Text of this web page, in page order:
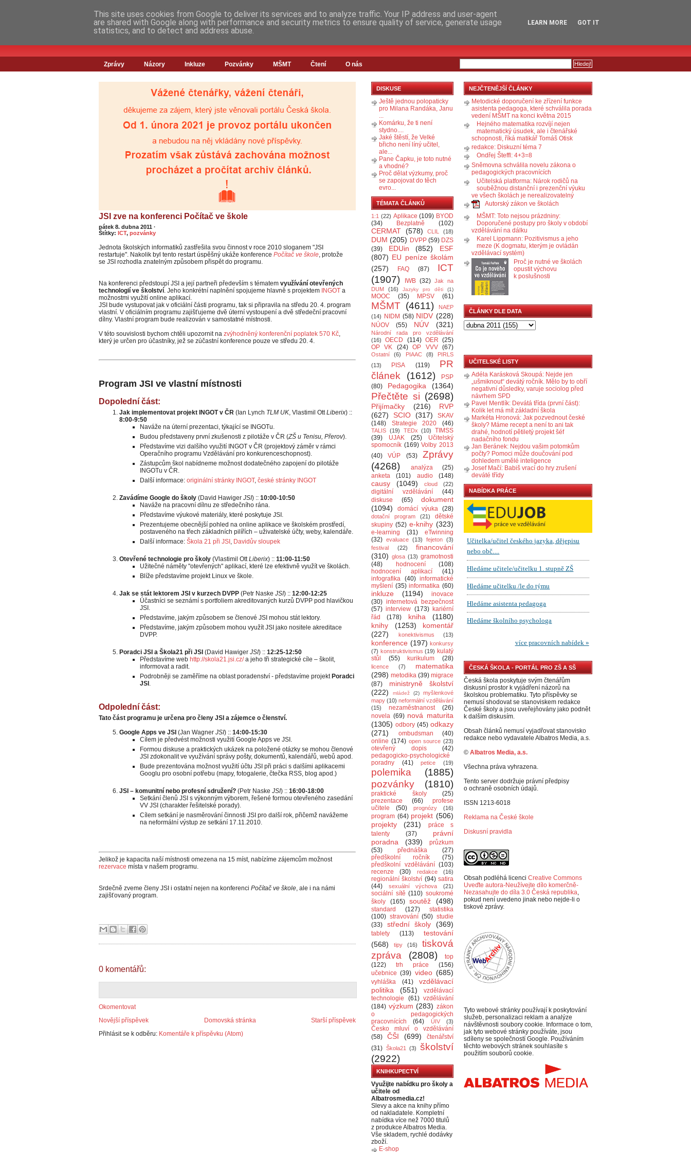
Zprávy Názory Inkluze Pozvánky MŠMT Čtení O nás
JSI zve na konferenci Počítač ve škole
pátek 8. dubna 2011 ·
Štítky: ICT, pozvánky
Jednota školských informatiků zastřešila svou činnost v roce 2010 sloganem "JSI
restartuje". Nakolik byl tento restart úspěšný ukáže konference Počítač ve škole, protože
se JSI rozhodla znatelným způsobem přispět do programu.
Na konferenci předstoupí JSI a její partneři především s tématem využívání otevřených
technologií ve školství. Jeho konkrétní naplnění spojujeme hlavně s projektem INGOT a
možnostmi využití online aplikací.
JSI bude vystupovat jak v oficiální části programu, tak si připravila na středu 20. 4. program
vlastní. V oficiálním programu zajišťujeme dvě úterní vystoupení a dvě středeční pracovní
dílny. Vlastní program bude realizován v samostatné místnosti.
V této souvislosti bychom chtěli upozornit na zvýhodněný konferenční poplatek 570 Kč,
který je určen pro účastníky, jež se zúčastní konference pouze ve středu 20. 4.
Program JSI ve vlastní místnosti
Dopolední část:
Jak implementovat projekt INGOT v ČR (Ian Lynch TLM UK, Vlastimil OttLiberix) ::
8:00-9:50
Naváže na úterní prezentaci, týkající se INGOTu.
Budou představeny první zkušenosti z pilotáže v ČR (ZŠ u Tenisu, Přerov).
Představíme vizi dalšího využití INGOT v ČR (projektový záměr v rámci
Operačního programu Vzdělávání pro konkurenceschopnost).
Zástupcům škol nabídneme možnost dodatečného zapojení do pilotáže
INGOTu v ČR.
Další informace: originální stránky INGOT, české stránky INGOT
Zavádíme Google do školy (David Hawiger JSI) :: 10:00-10:50
Naváže na pracovní dílnu ze středečního rána.
Představíme výukové materiály, které poskytuje JSI.
Prezentujeme obecnější pohled na online aplikace ve školském prostředí,
postaveného na třech základních pilířích – uživatelské účty, weby, kalendáře.
Další informace: Škola 21 při JSI, Davidův sloupek
Otevřené technologie pro školy (Vlastimil OttLiberix) :: 11:00-11:50
Užitečné náměty "otevřených" aplikací, které lze efektivně využít ve školách.
Blíže představíme projekt Linux ve škole.
Jak se stát lektorem JSI v kurzech DVPP (Petr Naske JSI) :: 12:00-12:25
Účastníci se seznámí s portfoliem akreditovaných kurzů DVPP pod hlavičkou
JSI.
Představíme, jakým způsobem se členové JSI mohou stát lektory.
Představíme, jakým způsobem mohou využít JSI jako nositele akreditace
DVPP.
Poradci JSI a Škola21 při JSI (David Hawiger JSI) :: 12:25-12:50
Představíme web http://skola21.jsi.cz/a jeho tři strategické cíle – školit,
informovat a radit.
Podrobněji se zaměříme na oblast poradenství - představíme projektPoradci
JSI.
Odpolední část:
Tato část programu je určena pro členy JSI a zájemce o členství.
Google Apps ve JSI (Jan Wagner JSI) :: 14:00-15:30
Cílem je předvést možnosti využití Google Apps ve JSI.
Formou diskuse a praktických ukázek na položené otázky se mohou členové
JSI zdokonalit ve využívání správy pošty, dokumentů, kalendářů, webů apod.
Bude prezentována možnost využití účtu JSI při práci s dalšími aplikacemi
Googlu pro osobní potřebu (mapy, fotogalerie, čtečka RSS, blog apod.)
JSI – komunitní nebo profesní sdružení? (Petr Naske JSI) :: 16:00-18:00
Setkání členů JSI s výkonným výborem, řešené formou otevřeného zasedání
VV JSI (charakter řešitelské porady).
Cílem setkání je nasměrování činnosti JSI pro další rok, přičemž navážeme
na neformální výstup ze setkání 17.11.2010.
Jelikož je kapacita naší místnosti omezena na 15 míst, nabízíme zájemcům možnost
rezervace místa v našem programu.
Srdečně zveme členy JSI i ostatní nejen na konferenci Počítač ve škole, ale i na námi
zajišťovaný program.
0 komentářů:
Okomentovat
Novější příspěvek
Starší příspěvek
Domovská stránka
Přihlásit se k odběru: Komentáře k příspěvku (Atom)
DISKUSE
Ještě jednou polopaticky
pro Milana Randáka, Janu
...
Komárku, že ti není
stydno....
Jaké štěstí, že Velké
břicho není líný učitel,
ale...
Pane Čapku, je toto nutné
a vhodné?
Proč dělat výzkumy, proč
se zapojovat do těch
evro...
TÉMATA ČLÁNKŮ
1:1 (22) Aplikace (109) BYOD
(34)
Bezplatně (102)
CERMAT (578) CLIL (18)
DUM (205) DVPP (59) DZS
(39)
EDUin (852)
ESF
(807) EU peníze školám
(257)
FAQ (87)
ICT
(1907)
IWB (32) Jak na
DUM
(16) Jazyky pro děti (1)
MOOC (35) MPSV (61)
MŠMT (4611)
NAEP
(14)
NIDM (58) NIDV (228)
NÚOV (55) NÚV (321)
Národní rada pro vzdělávání
(16)
OECD (114) OER (25)
OP VK
(24) OP VVV (67)
Ostatní (6) PIAAC (8)
PIRLS
(13)
PISA (119)
PR
článek
(1612)
PSP
(80)
Pedagogika (1364)
Přečtěte si (2698)
Přijímačky (216)
RVP
(627)
SCIO (317)
SKAV
(148)
Strategie 2020 (46)
TALIS (19) TEDx (10)
TIMSS
(39)
UJAK (25)
Učitelský
spomocník (169) Volby 2013
(40)
VÚP (53)
Zprávy
(4268)
analýza
(25)
anketa
(101) audio (148)
causy (1049) cloud (22)
digitální vzdělávání
(44)
diskuse
(65)
dokument
(1094)
domácí výuka (28)
dotační program (21)
dětské
skupiny (52) e-knihy (323)
e-learning (31)
eTwinning
(32) evaluace (13) fejeton (3)
festival
(22)
financování
(310) glosa (13) gramotnosti
(48)
hodnocení
(108)
hodnocení aplikací
(41)
infografika (40) informatické
myšlení (35) informatika (60)
inkluze (1194)
inovace
(30) internetová bezpečnost
(57) interview (173) kariérní
řád
(178) kniha
(1180)
knihy
(1253)
komentář
(227)
konektivismus (13)
konference (197) konkursy
(7) konstruktivismus (19) kulatý
stůl
(55) kurikulum (28)
licence (7)
matematika
(298) metodika (39) migrace
(87)
ministryně školství
(222)
mládež (2)
myšlenkové
mapy (10) neformální vzdělávání
(15)
nezaměstnanost
(26)
novela (69) nová maturita
(1305) odbory (45) odkazy
(271)
ombudsman
(40)
online (174) open source (23)
otevřený dopis
(42)
pedagogicko-psychologické
poradny
(41) petice (19)
polemika
(1885)
pozvánky
(1810)
praktické školy
(25)
prezentace
(66)
profese
učitele
(50) prognózy (16)
program (64) projekt (506)
projekty
(231)
práce s
talenty
(37)
právní
poradna
(339)
průzkum
(53)
přednáška
(27)
předškolní ročník
(75)
předškolní vzdělávání (103)
recenze
(30) redakce (16)
regionální školství (94) satira
(44)
sexuální výchova (21)
sociální sítě (110) soukromé
školy
(165) soutěž (498)
standard (127)
statistika
(100) stravování (50) studie
(33)
střední školy (369)
tablety (113)
testování
(568)
tipy (16)
tisková
zpráva
(2808)
top
(122)
trh práce
(156)
učebnice (39) video (685)
vyhláška (41)
vzdělávací
politika
(551)
vzdělávací
technologie
(61) vzdělávání
(184) výzkum (283) zákon
o pedagogických
pracovnících
(64) ÚIV (3)
Česko mluví o vzdělávání
(58)
ČŠI (699)
čtenářství
(31) Škola21 (3)
školství
(2922)
KNIHKUPECTVÍ
Využijte nabídku pro školy a
učitele od
Albatrosmedia.cz!
Slevy a akce na knihy přímo
od nakladatele. Kompletní
nabídka více než 7000 titulů
z produkce Albatros Media.
Vše skladem, rychlé dodávky
zboží.
E-shop
NEJČTENĚJŠÍ ČLÁNKY
Metodické doporučení ke zřízení funkce
asistenta pedagoga, které schválila porada
vedení MŠMT na konci května 2015
Hejného matematika rozvíjí nejen
matematický úsudek, ale i čtenářské
schopnosti, říká matikář Tomáš Otisk
redakce: Diskuzní téma 7
Ondřej Šteffl: 4+3=8
Sněmovna schválila novelu zákona o
pedagogických pracovnících
Učitelská platforma: Nárok rodičů na
souběžnou distanční i prezenční výuku
ve všech školách je nerealizovatelný
Autorský zákon ve školách
MŠMT: Toto nejsou prázdniny:
Doporučené postupy pro školy v období
vzdělávání na dálku
Karel Lippmann: Pozitivismus a jeho
meze (K dogmatu, kterým je ovládán
vzdělávací systém)
Proč je nutné ve školách
opustit výchovu
k poslušnosti
ČLÁNKY DLE DATA
UČITELSKÉ LISTY
Adéla Karásková Skoupá: Nejde jen
„ušmiknout“ devátý ročník. Mělo by to obří
negativní důsledky, varuje sociolog před
návrhem SPD
Pavel Mentlík: Devátá třída (první část):
Kolik let má mít základní škola
Markéta Hronová: Jak pozvednout české
školy? Máme recept a není to ani tak
drahé, hodnotí pětiletý projekt šéf
nadačního fondu
Jan Beránek: Nejdou vašim potomkům
počty? Pomoci může doučování pod
dohledem umělé inteligence
Josef Mačí: Babiš vrací do hry zrušení
deváté třídy
NABÍDKA PRÁCE
ČESKÁ ŠKOLA - PORTÁL PRO ZŠ A SŠ
Česká škola poskytuje svým čtenářům
diskusní prostor k vyjádření názorů na
školskou problematiku. Tyto příspěvky se
nemusí shodovat se stanoviskem redakce
České školy a jsou uveřejňovány jako podnět
k dalším diskusím.
Obsah článků nemusí vyjadřovat stanovisko
redakce nebo vydavatele Albatros Media, a.s.
© Albatros Media, a.s.
Všechna práva vyhrazena.
Tento server dodržuje právní předpisy
o ochraně osobních údajů.
ISSN 1213-6018
Reklama na České škole
Diskusní pravidla
Obsah podléhá licenci Creative Commons
Uveďte autora-Neužívejte dílo komerčně-
Nezasahujte do díla 3.0 Česká republika
pokud není uvedeno jinak nebo nejde-li o
tiskové zprávy.
Tyto webové stránky používají k poskytování
služeb, personalizaci reklam a analýze
návštěvnosti soubory cookie. Informace o tom,
jak tyto webové stránky používáte, jsou
sdíleny se společností Google. Používáním
těchto webových stránek souhlasíte s
použitím souborů cookie.
This site uses cookies from Google to deliver its services and to analyze traffic. Your IP address and user-agent
are shared with Google along with performance and security metrics to ensure quality of service, generate usage
statistics, and to detect and address abuse.
LEARN MORE GOT IT